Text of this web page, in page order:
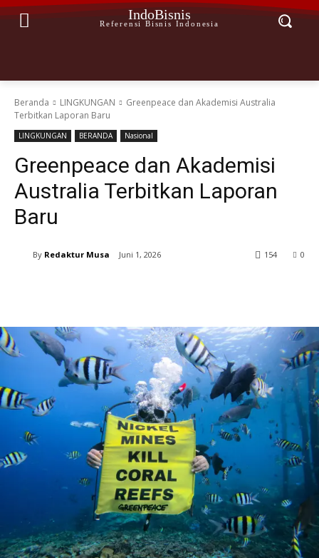
IndoBisnis
Referensi Bisnis Indonesia
Beranda LINGKUNGAN
Greenpeace dan Akademisi Australia
Terbitkan Laporan Baru
LINGKUNGAN BERANDA Nasional
Greenpeace dan Akademisi
Australia Terbitkan Laporan
Baru
By Redaktur Musa Juni 1, 2026 0
154